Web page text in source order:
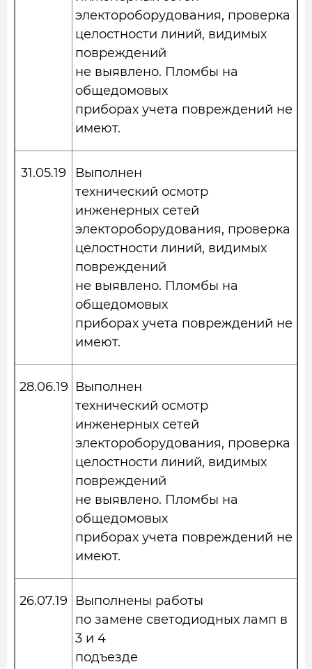
электороборудования, проверка
целостности линий, видимых
повреждений
не выявлено. Пломбы на
общедомовых
приборах учета повреждений не
имеют.
31.05.19
Выполнен
технический осмотр
инженерных сетей
электороборудования, проверка
целостности линий, видимых
повреждений
не выявлено. Пломбы на
общедомовых
приборах учета повреждений не
имеют.
28.06.19 Выполнен
технический осмотр
инженерных сетей
электороборудования, проверка
целостности линий, видимых
повреждений
не выявлено. Пломбы на
общедомовых
приборах учета повреждений не
имеют.
26.07.19
Выполнены работы
по замене светодиодных ламп в
3 и 4
подъезде